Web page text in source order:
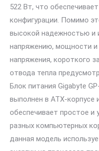
522 Вт, что
конфигурации. Помимо
высокой надежностью и
напряжению, мощности и
напряжения, короткого
отвода тепла
Блок питания Gigabyte
выполнен в ATX-корпусе
обеспечивает простое
разных компьютерных
данная модель